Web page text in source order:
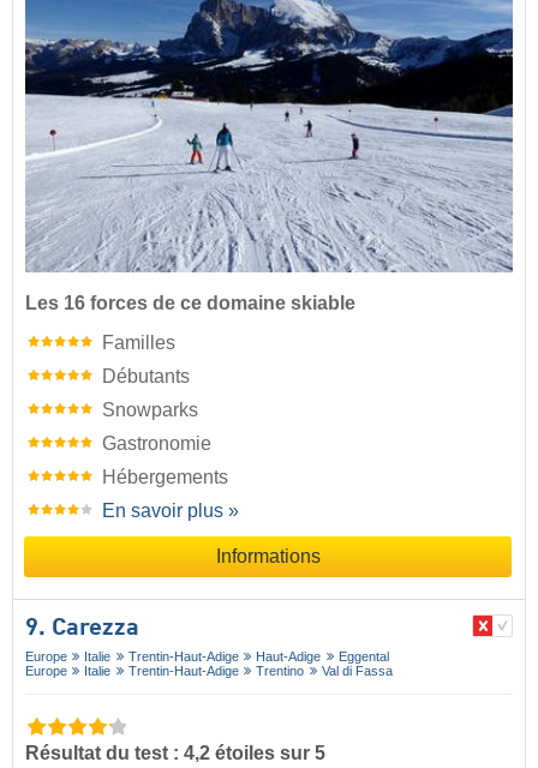
Les 16 forces de ce domaine skiable
Familles
Débutants
Snowparks
Gastronomie
Hébergements
En savoir plus »
Informations
9. Carezza
Europe Italie Trentin-Haut-Adige Haut-Adige
Eggental
Europe
Italie Trentin-Haut-Adige Trentino Val di Fassa
Résultat du test : 4,2 étoiles sur 5